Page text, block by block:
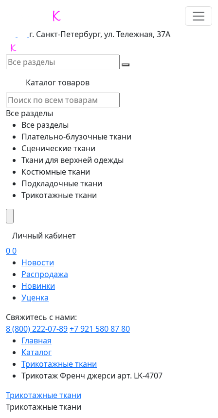
г. Санкт-Петербург, ул. Тележная, 37А
Каталог товаров
Все разделы
Все разделы
Плательно-блузочные ткани
Сценические ткани
Ткани для верхней одежды
Костюмные ткани
Подкладочные ткани
Трикотажные ткани
Личный кабинет
00
Новости
Распродажа
Новинки
Уценка
Свяжитесь с нами:
8 (800) 222-07-89+7 921 580 87 80
Главная
Каталог
Трикотажные ткани
Трикотаж Френч джерси арт. LK-4707
Трикотажные ткани
Трикотажные ткани